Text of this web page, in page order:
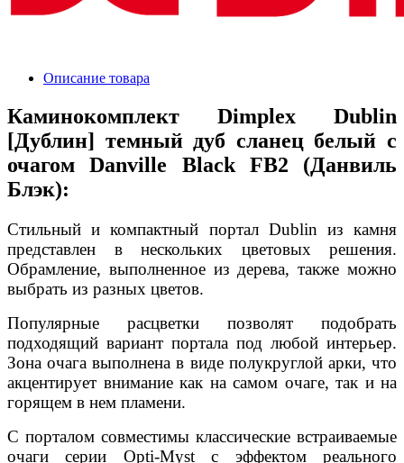
Описание товара
Каминокомплект Dimplex Dublin
[Дублин] темный дуб сланец белый с
очагом Danville Black FB2 (Данвиль
Блэк):
Стильный и компактный портал Dublin из камня
представлен в нескольких цветовых решения.
Обрамление, выполненное из дерева, также можно
выбрать из разных цветов.
Популярные расцветки позволят подобрать
подходящий вариант портала под любой интерьер.
Зона очага выполнена в виде полукруглой арки, что
акцентирует внимание как на самом очаге, так и на
горящем в нем пламени.
С порталом совместимы классические встраиваемые
очаги серии Opti-Myst с эффектом реального